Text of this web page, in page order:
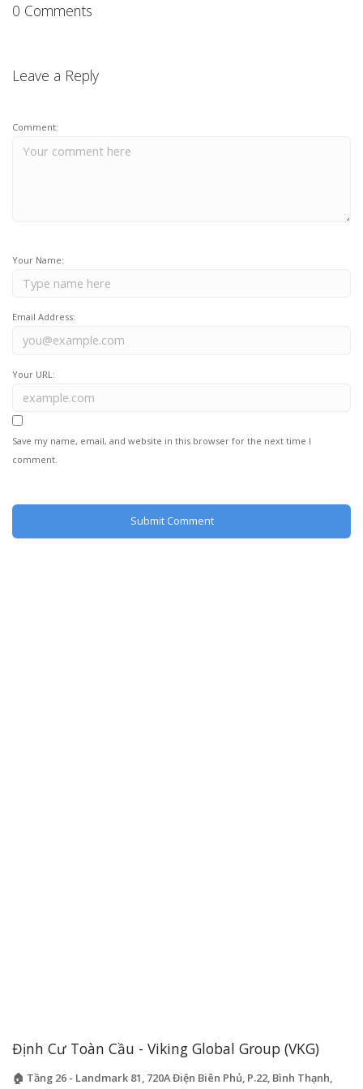
0 Comments
Leave a Reply
Comment:
Your Name:
Email Address:
Your URL:
Save my name, email, and website in this browser for the next time I
comment.
Định Cư Toàn Cầu - Viking Global Group (VKG)
🏠 Tầng 26 - Landmark 81, 720A Điện Biên Phủ, P.22, Bình Thạnh,